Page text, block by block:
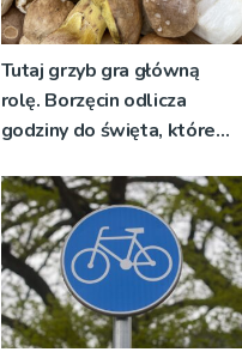
Tutaj grzyb gra główną
rolę. Borzęcin odlicza
godziny do święta, które
pokoleń